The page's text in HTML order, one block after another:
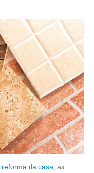
reforma da casa , as